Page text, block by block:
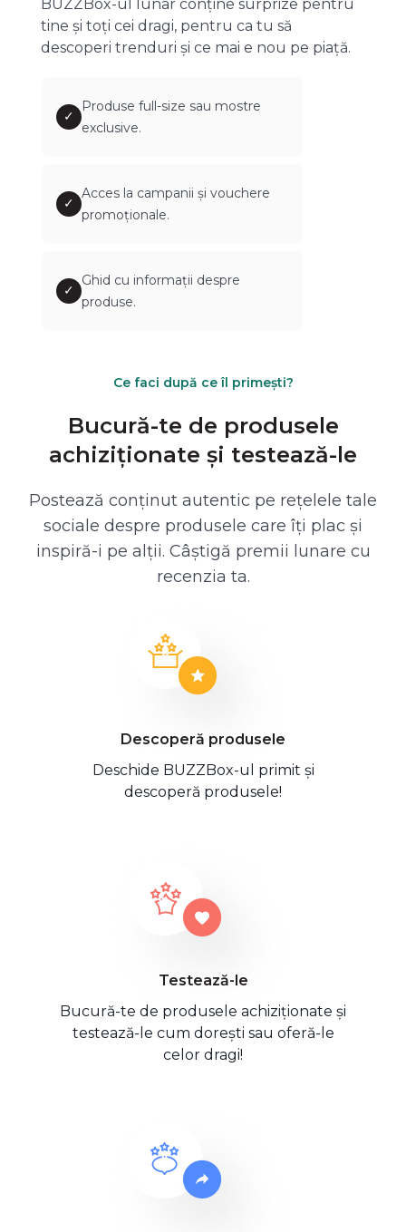
BUZZBox-ul lunar conține surprize pentru
tine și toți cei dragi, pentru ca tu să
descoperi trenduri și ce mai e nou pe piață.
✓
Produse full-size sau mostre
exclusive.
✓
Acces la campanii și vouchere
promoționale.
✓
Ghid cu informații despre
produse.
Ce faci după ce îl primești?
Bucură-te de produsele
achiziționate și testează-le
Postează conținut autentic pe rețelele tale
sociale despre produsele care îți plac și
inspiră-i pe alții. Câștigă premii lunare cu
recenzia ta.
Descoperă produsele
Deschide BUZZBox-ul primit și
descoperă produsele!
Testează-le
Bucură-te de produsele achiziționate și
testează-le cum dorești sau oferă-le
celor dragi!